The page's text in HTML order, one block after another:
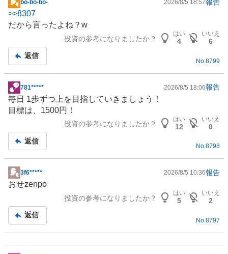
掲
示
板
bo-bo-bo- 2026/8/5 18:57報告
>>8307
だから言ったよね？w
投資の参考になりましたか？
はい
4
いいえ
6
返信
No. 8799
掲
示
板
781***** 2026/8/5 18:06報告
毎日 1歩ずつ上を目指していきましょう！
目標は、1500円！
投資の参考になりましたか？
はい
12
いいえ
0
返信
No.8798
掲
示
事
3f6***** 2026/8/5 10:36報告
おせzenpo
投資の参考になりましたか？
はい
5
いいえ
2
返信
No. 8797